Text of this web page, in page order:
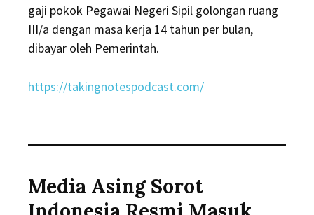
gaji pokok Pegawai Negeri Sipil golongan ruang
III/a dengan masa kerja 14 tahun per bulan,
dibayar oleh Pemerintah.
https://takingnotespodcast.com/
Media Asing Sorot